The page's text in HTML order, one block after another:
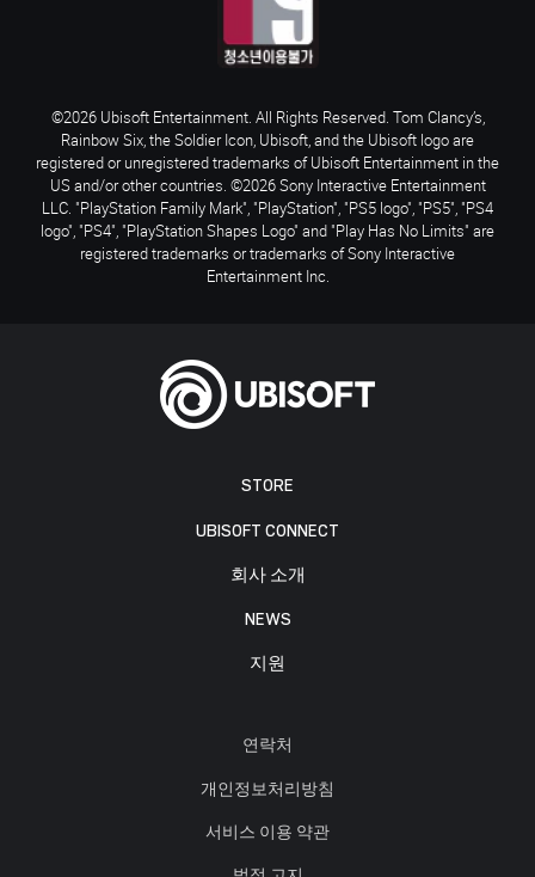
STORE
UBISOFT CONNECT
회사 소개
NEWS
지원
연락처
개인정보처리방침
서비스 이용 약관
©2026 Ubisoft Entertainment. All Rights Reserved. Tom Clancy’s,
Rainbow Six, the Soldier Icon, Ubisoft, and the Ubisoft logo are
registered or unregistered trademarks of Ubisoft Entertainment in the
US and/or other countries. ©2026 Sony Interactive Entertainment
LLC. "PlayStation Family Mark", "PlayStation", "PS5 logo", "PS5", "PS4
logo", "PS4", "PlayStation Shapes Logo" and "Play Has No Limits" are
registered trademarks or trademarks of Sony Interactive
Entertainment Inc.